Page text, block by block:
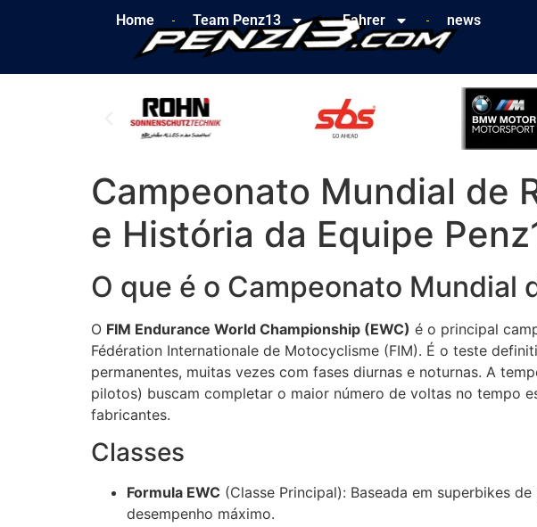
Home Team Penz13 Fahrer news
Campeonato Mundial de
e História da Equipe
O que é o Campeonato Mundial
O FIM Endurance World Championship (EWC) é o principal
Fédération Internationale de Motocyclisme (FIM). É o teste
permanentes, muitas vezes com fases diurnas e noturnas. A
pilotos) buscam completar o maior número de voltas no tempo
fabricantes.
Classes
Formula EWC (Classe Principal): Baseada em superbikes
desempenho máximo.